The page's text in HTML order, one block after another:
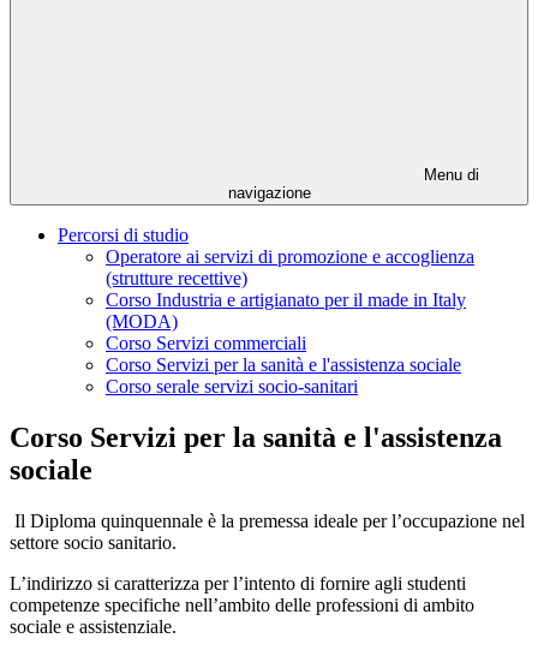
Menu di
navigazione
Percorsi di studio
Operatore ai servizi di promozione e accoglienza
(strutture recettive)
Corso Industria e artigianato per il made in Italy
(MODA)
Corso Servizi commerciali
Corso Servizi per la sanità e l'assistenza sociale
Corso serale servizi socio-sanitari
Corso Servizi per la sanità e l'assistenza
sociale
Il Diploma quinquennale è la premessa ideale per l’occupazione nel
settore socio sanitario.
L’indirizzo si caratterizza per l’intento di fornire agli studenti
competenze specifiche nell’ambito delle professioni di ambito
sociale e assistenziale.